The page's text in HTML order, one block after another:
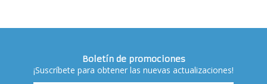
Boletín de promociones
¡Suscríbete para obtener las nuevas actualizaciones!